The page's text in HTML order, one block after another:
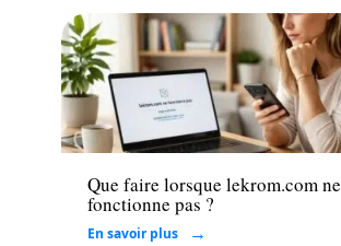
Loisirs
Que faire lorsque lekrom.com ne
fonctionne pas ?
En savoir plus